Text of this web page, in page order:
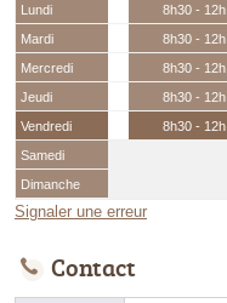
Lundi 8h30 - 12h
Mardi
8h30 - 12h
Mercredi
8h30 - 12h
Jeudi
8h30 - 12h
Vendredi
8h30 - 12h
Samedi
Dimanche
Signaler une erreur
Contact